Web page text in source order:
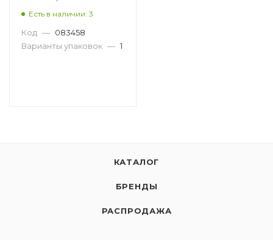
Есть в наличии: 3
Код — 083458
Варианты упаковок — 1
КАТАЛОГ
БРЕНДЫ
РАСПРОДАЖА